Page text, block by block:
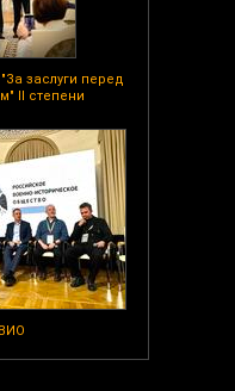
заслуги перед
II степени